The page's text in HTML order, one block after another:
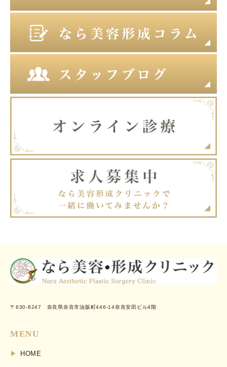
〒630-8247 奈良県奈良市油阪町446-14奈良安田ビル4階
MENU
HOME